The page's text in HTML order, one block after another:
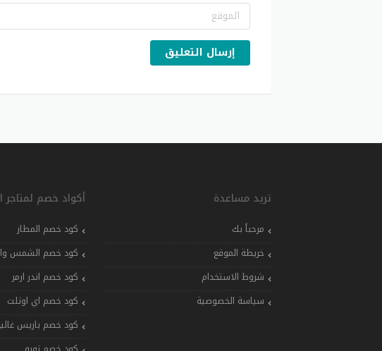
إرسال التعليق
تريد مساعدة
مرحباً بك
خريطة الموقع
شروط الاستخدام
سياسة الخصوصية
أكواد خصم لمتاجر
كود خصم المطار
كود خصم الشمس
كود خصم اندر ارمر
كود خصم اي اوتلت
كود خصم باريس